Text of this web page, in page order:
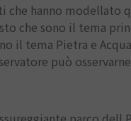
che hanno modellato
che sono il tema
il tema Pietra e
può